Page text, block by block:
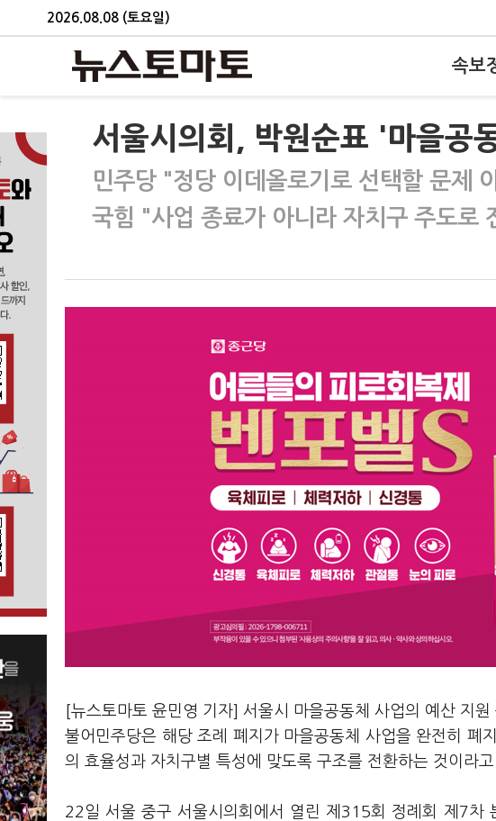
2026.08.08 (토요일)
속보
서울시의회, 박원순표 '마을공
민주당 "정당 이데올로기로 선택할 문제
국힘 "사업 종료가 아니라 자치구 주도로
[뉴스토마토 윤민영 기자] 서울시 마을공동체 사업의 예산 지
불어민주당은 해당 조례 폐지가 마을공동체 사업을 완전히 폐
의 효율성과 자치구별 특성에 맞도록 구조를 전환하는 것이라고
22일 서울 중구 서울시의회에서 열린 제315회 정례회 제7차